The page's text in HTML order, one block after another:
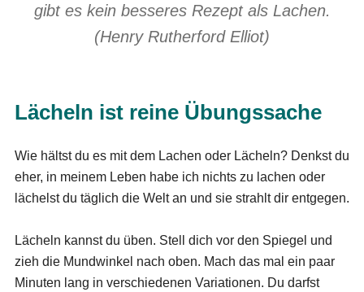
gibt es kein besseres Rezept als Lachen.
(Henry Rutherford Elliot)
Lächeln ist reine Übungssache
Wie hältst du es mit dem Lachen oder Lächeln? Denkst du
eher, in meinem Leben habe ich nichts zu lachen oder
lächelst du täglich die Welt an und sie strahlt dir entgegen.
Lächeln kannst du üben. Stell dich vor den Spiegel und
zieh die Mundwinkel nach oben. Mach das mal ein paar
Minuten lang in verschiedenen Variationen. Du darfst